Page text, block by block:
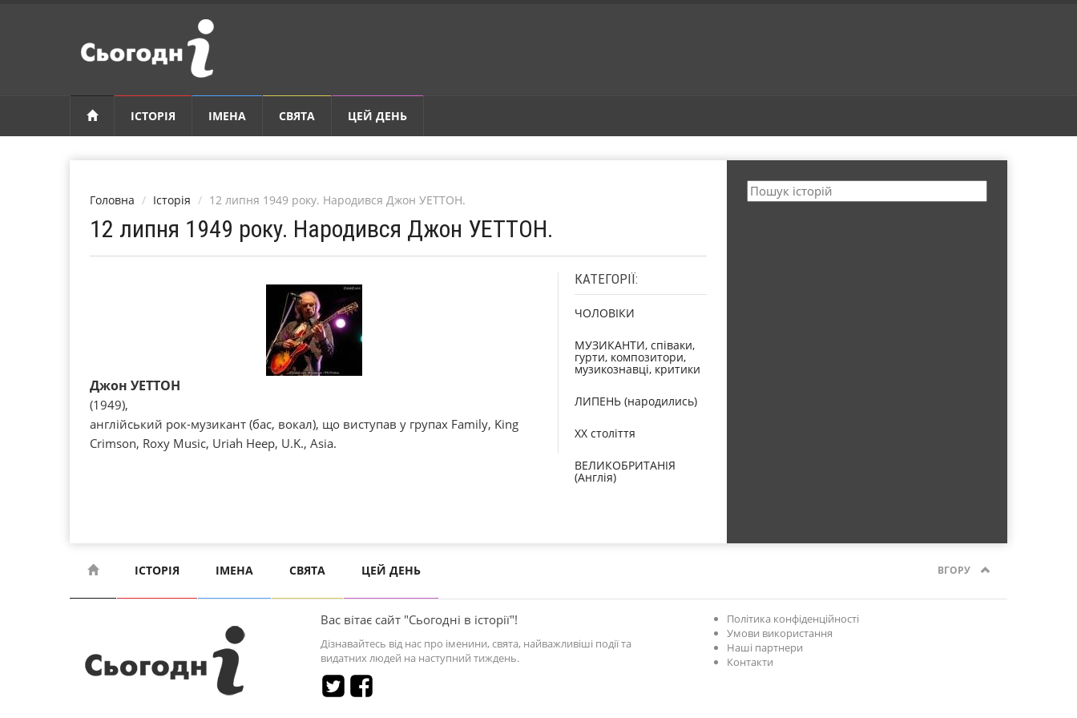
ІСТОРІЯ ІМЕНА СВЯТА ЦЕЙ ДЕНЬ
Головна Історія 12 липня 1949 року. Народився Джон УЕТТОН.
12 липня 1949 року. Народився Джон УЕТТОН.
Джон УЕТТОН
(1949),
англійський рок-музикант (бас, вокал), що виступав у групах Famіly, Kіng
Crіmson, Roxy Musіc, Urіah Heep, U.K., Asіa.
КАТЕГОРІЇ:
ЧОЛОВІКИ
МУЗИКАНТИ, співаки,
гурти, композитори,
музикознавці, критики
ЛИПЕНЬ (народились)
XX століття
ВЕЛИКОБРИТАНІЯ
(Англія)
ІСТОРІЯ ІМЕНА СВЯТА ЦЕЙ ДЕНЬ ВГОРУ
Вас вітає сайт "Сьогодні в історії"!
Дізнавайтесь від нас про іменини, свята, найважливіші події та
видатних людей на наступний тиждень.
Політика конфіденційності
Умови використання
Наші партнери
Контакти